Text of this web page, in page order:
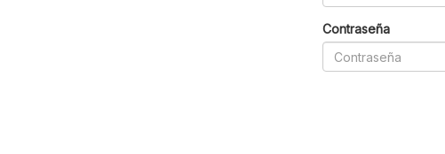
Contraseña